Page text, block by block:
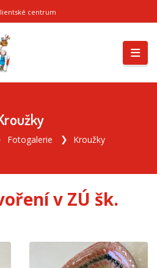
centrum
Fotogalerie Kroužky
v ZÚ šk.